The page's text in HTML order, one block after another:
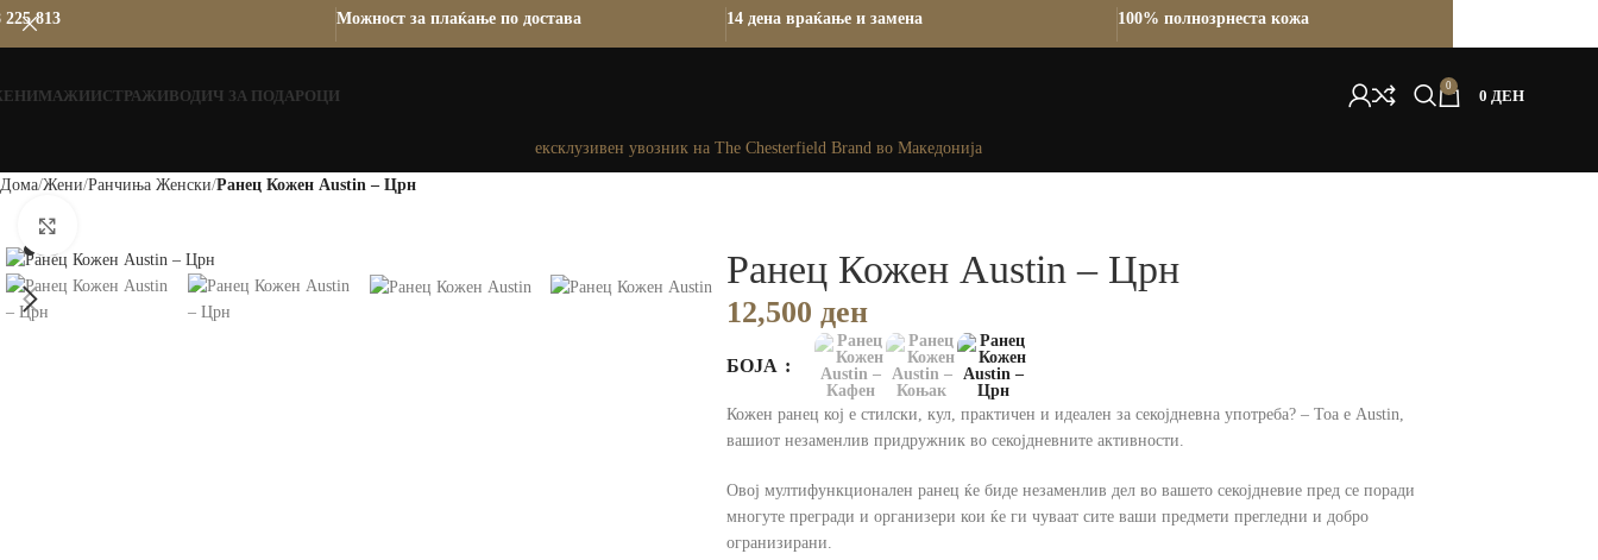
МАЖИИСТРАЖИВОДИЧ ЗА ПОДАРОЦИ
0
0 ДЕН
ексклузивен увозник на The Chesterfield Brand во Македонија
Дома Жени Ранчиња Женски Ранец Кожен Austin – Црн
Ранец Кожен Austin – Црн
12,500 ден
БОЈА
Кожен ранец кој е стилски, кул, практичен и идеален за секојдневна употреба? – Тоа е Austin,
вашиот незаменлив придружник во секојдневните активности.
Овој мултифункционален ранец ќе биде незаменлив дел во вашето секојдневие пред се поради
многуте прегради и организери кои ќе ги чуваат сите ваши предмети прегледни и добро
огранизирани.
225 813 Можност за плаќање по достава 14 дена враќање и замена 100% полнозрнеста кожа